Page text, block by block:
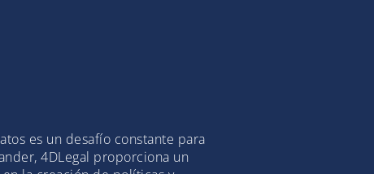
es un desafío constante para
4DLegal proporciona un